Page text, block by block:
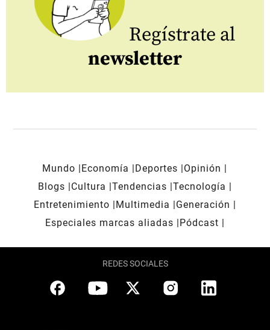
Regístrate al
newsletter
Mundo Economía Deportes
Opinión
Blogs
Cultura Tendencias Tecnología
Entretenimiento
Multimedia
Generación
Especiales marcas aliadas
Pódcast
REDES SOCIALES